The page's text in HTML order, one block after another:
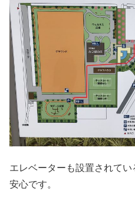
エレベーターも設置されて
安心です。